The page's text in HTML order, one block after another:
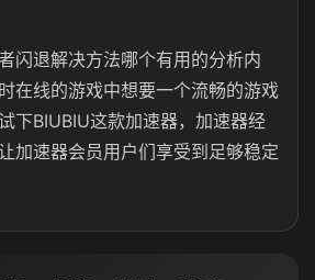
闪退解决方法哪个有用的分析内
在线的游戏中想要一个流畅的游戏
下BIUBIU这款加速器，加速器经
加速器会员用户们享受到足够稳定